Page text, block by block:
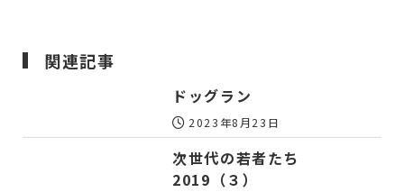
関連記事
ドッグラン
2023年8月23日
次世代の若者たち
2019（３）